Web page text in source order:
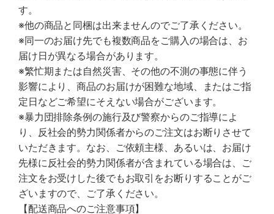
す。
※他の商品と同梱は出来ませんのでご了承ください。
※同一のお届け先でも複数商品をご購入の場合は、お
届け日が異なる場合があります。
※繁忙期または自然災害、その他の不測の事態に伴う
影響により、商品のお届けが困難な地域、またはご指
定日などご希望にそえない場合がございます。
※暴力団排除条例の施行及び警察からのご指導によ
り、反社会的勢力関係者からのご注文はお断りさせて
いただきます。なお、ご依頼主様、あるいは、お届け
先様に反社会的勢力関係者が含まれている場合は、ご
注文をお受けした後でもお取引をお断りすることがご
ざいますので、ご了承ください。
【配送商品へのご注意事項】